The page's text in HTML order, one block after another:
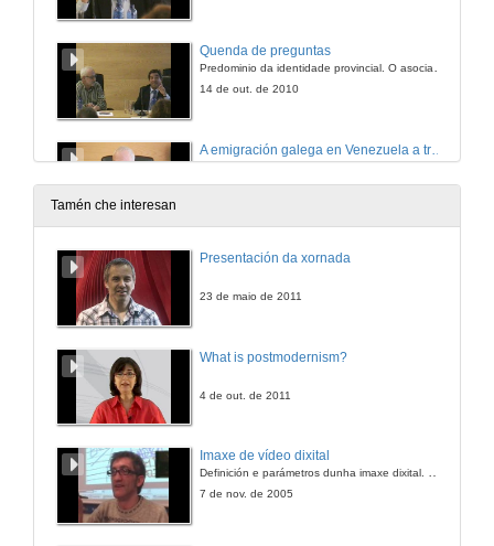
Quenda de preguntas
14 de out. de 2010
IV Encontro internacional sobre migracións e globalización
20 de out. de 2010
Quenda de preguntas
Quenda de preguntas
Unha emigración minoritaria. Os deportistas
Tamén che interesan
Presentación da xornada
23 de maio de 2011
What is postmodernism?
4 de out. de 2011
Imaxe de vídeo dixital
7 de nov. de 2005